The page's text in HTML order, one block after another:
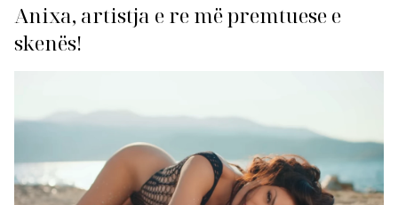
Anixa, artistja e re më premtuese e
skenës!